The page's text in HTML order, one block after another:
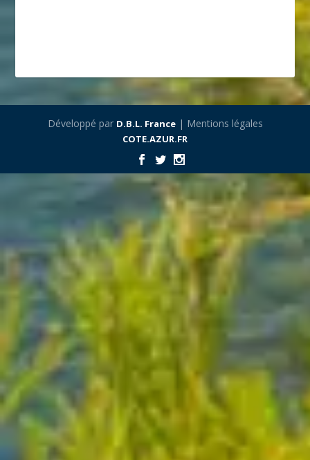
Développé par D.B.L. France| Mentions légales
COTE.AZUR.FR